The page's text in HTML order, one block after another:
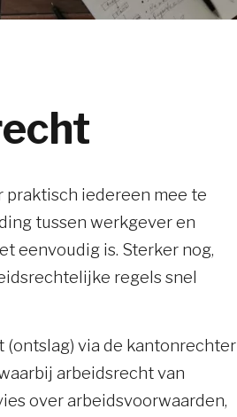
praktisch iedereen mee te
tussen werkgever en
eenvoudig is. Sterker nog,
regels snel
via de kantonrechter
arbeidsrecht van
over arbeidsvoorwaarden,